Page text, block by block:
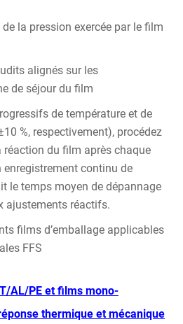
la pression exercée par le film
alignés sur les
de séjour du film
de température et de
%, respectivement), procédez
réaction du film après chaque
enregistrement continu de
le temps moyen de dépannage
ajustements réactifs.
films d’emballage applicables
FFS
AL/PE et films mono-
thermique et mécanique